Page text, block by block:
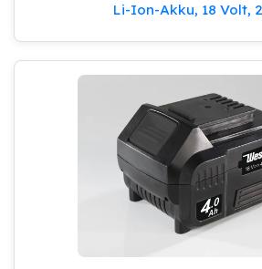
Li-Ion-Akku, 18 Volt,